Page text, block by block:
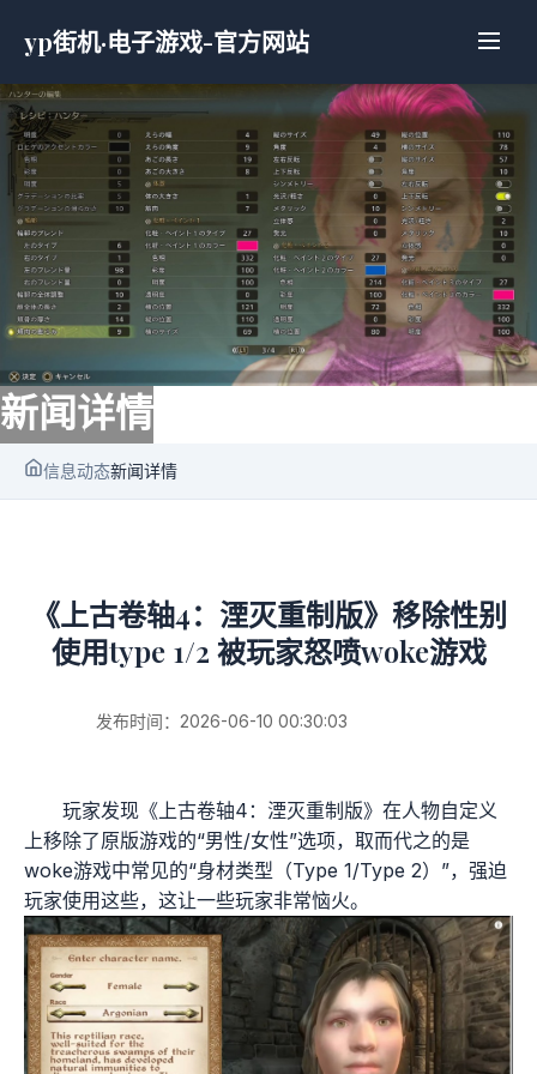
yp街机·电子游戏-官方网站
新闻详情
信息动态新闻详情
《上古卷轴4：湮灭重制版》移除性别
使用type 1/2 被玩家怒喷woke游戏
发布时间：2026-06-10 00:30:03
玩家发现《上古卷轴4：湮灭重制版》在人物自定义
上移除了原版游戏的“男性/女性”选项，取而代之的是
woke游戏中常见的“身材类型（Type 1/Type 2）”，强迫
玩家使用这些，这让一些玩家非常恼火。